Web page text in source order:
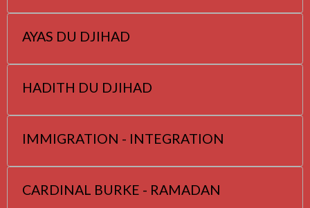
AYAS DU DJIHAD
HADITH DU DJIHAD
IMMIGRATION - INTEGRATION
CARDINAL BURKE - RAMADAN